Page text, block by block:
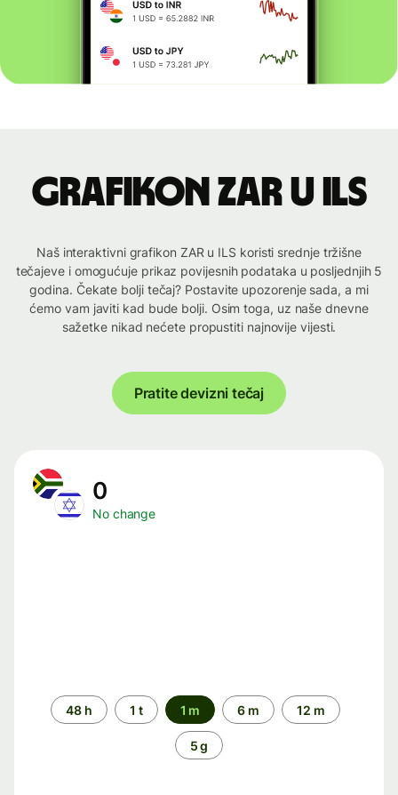
Grafikon ZAR u ILS
Naš interaktivni grafikon ZAR u ILS koristi srednje tržišne
tečajeve i omogućuje prikaz povijesnih podataka u posljednjih 5
godina. Čekate bolji tečaj? Postavite upozorenje sada, a mi
ćemo vam javiti kad bude bolji. Osim toga, uz naše dnevne
sažetke nikad nećete propustiti najnovije vijesti.
Pratite devizni tečaj
0
No change
Time
period
48 h 1 t 1 m 6 m 12 m
5 g